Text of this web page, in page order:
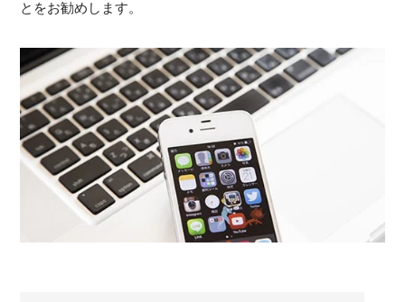
とをお勧めします。